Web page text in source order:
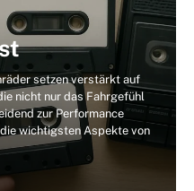
setzen verstärkt auf
nicht nur das Fahrgefühl
zur Performance
wichtigsten Aspekte von